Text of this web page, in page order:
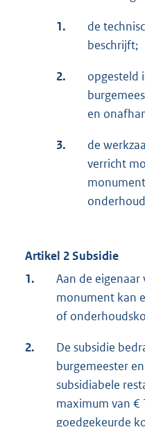
1.
de
beschrijft;
2.
opgesteld
en
3.
de
verricht
Artikel 2 Subsidie
1.
Aan de
monument kan
of
2.
De subsidie
burgemeester
subsidiabele
maximum van €
goedgekeurde